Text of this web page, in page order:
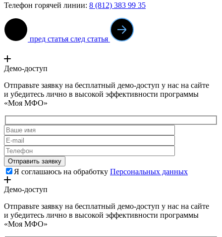
Телефон горячей линии: 8 (812) 383 99 35
пред статья след статья
Демо-доступ
Отправьте заявку на бесплатный демо-доступ у нас на сайте
и убедитесь лично в высокой эффективности программы
«Моя МФО»
Я соглашаюсь на обработку Персональных данных
Демо-доступ
Отправьте заявку на бесплатный демо-доступ у нас на сайте
и убедитесь лично в высокой эффективности программы
«Моя МФО»